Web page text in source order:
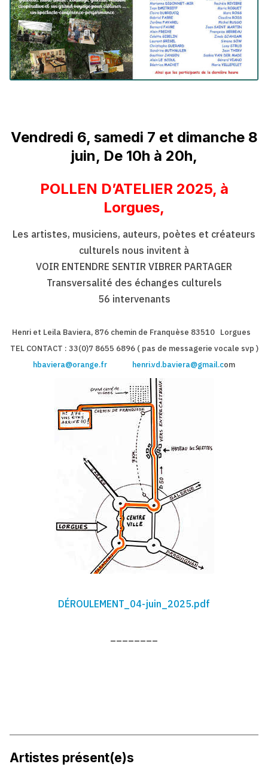
Vendredi 6, samedi 7 et dimanche 8
juin, De 10h à 20h,
POLLEN D’ATELIER 2025, à
Lorgues,
Les artistes, musiciens, auteurs, poètes et créateurs
culturels nous invitent à
VOIR ENTENDRE SENTIR VIBRER PARTAGER
Transversalité des échanges culturels
56 intervenants
Henri et Leila Baviera, 876 chemin de Franquèse 83510 Lorgues
TEL CONTACT : 33(0)7 8655 6896 ( pas de messagerie vocale svp )
hbaviera@orange.fr
henri.vd.baviera@gmail.com
DÉROULEMENT_04-juin_2025.pdf
Artistes présent(e)s